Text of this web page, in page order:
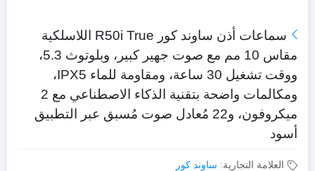
سماعات أذن ساوند كور R50i True اللاسلكية
مقاس 10 مم مع صوت جهير كبير، وبلوتوث 5.3،
ووقت تشغيل 30 ساعة، ومقاومة للماء IPX5،
ومكالمات واضحة بتقنية الذكاء الاصطناعي مع 2
ميكروفون، و22 مُعادل صوت مُسبق عبر التطبيق
أسود
العلامة التجارية: ساوند كور